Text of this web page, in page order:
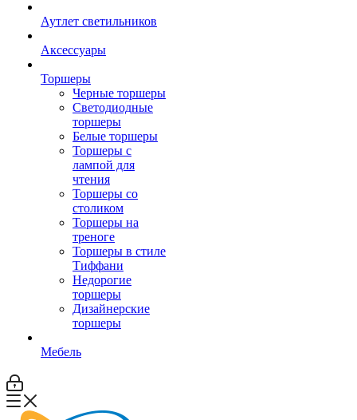
Аутлет светильников
Аксессуары
Торшеры
Черные торшеры
Светодиодные
торшеры
Белые торшеры
Торшеры с
лампой для
чтения
Торшеры со
столиком
Торшеры на
треноге
Торшеры в стиле
Тиффани
Недорогие
торшеры
Дизайнерские
торшеры
Мебель